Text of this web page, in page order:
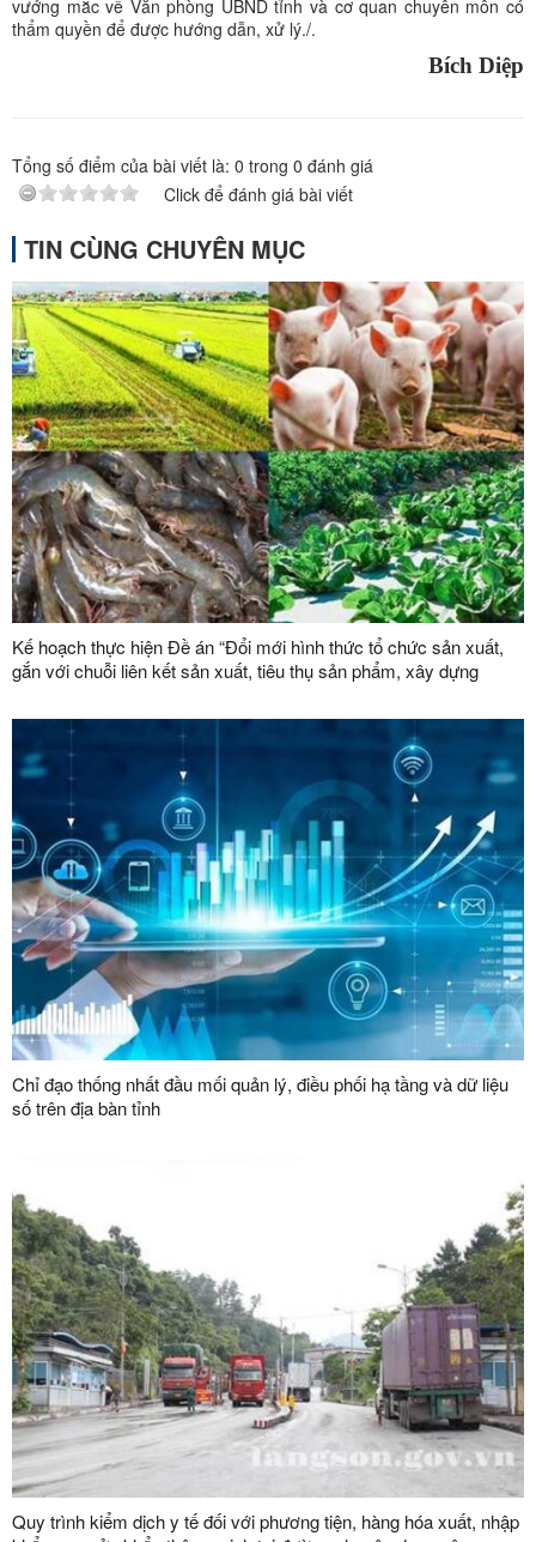
vướng mắc về Văn phòng UBND tỉnh và cơ quan chuyên môn có
thẩm quyền để được hướng dẫn, xử lý./.
Bích Diệp
Tổng số điểm của bài viết là: 0 trong 0 đánh giá
Click để đánh giá bài viết
TIN CÙNG CHUYÊN MỤC
Kế hoạch thực hiện Đề án “Đổi mới hình thức tổ chức sản xuất,
gắn với chuỗi liên kết sản xuất, tiêu thụ sản phẩm, xây dựng
2030”
Chỉ đạo thống nhất đầu mối quản lý, điều phối hạ tầng và dữ liệu
số trên địa bàn tỉnh
Quy trình kiểm dịch y tế đối với phương tiện, hàng hóa xuất, nhập